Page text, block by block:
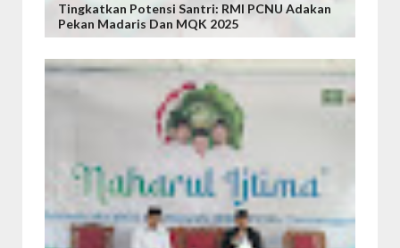
Tingkatkan Potensi Santri: RMI PCNU Adakan
Pekan Madaris Dan MQK 2025